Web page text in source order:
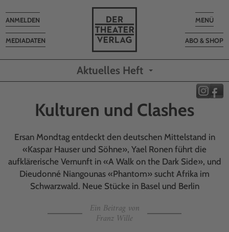
Toggle
MENÜ
ABO & SHOP
MEDIADATEN
Toggle
navigation
ANMELDEN
Aktuelles Heft
Kulturen und Clashes
Ersan Mondtag entdeckt den deutschen Mittelstand in
«Kaspar Hauser und Söhne», Yael Ronen führt die
aufklärerische Vernunft in «A Walk on the Dark Side», und
Dieudonné Niangounas «Phantom» sucht Afrika im
Schwarzwald. Neue Stücke in Basel und Berlin
Ein Beitrag von
Franz Wille